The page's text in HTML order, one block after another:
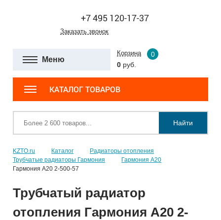
+7 495 120-17-37
Заказать звонок
Меню
Корзина
0
0 руб.
КАТАЛОГ ТОВАРОВ
Найти
KZTO.ru Каталог
Радиаторы отопления
Трубчатые радиаторы Гармония
Гармония А20
Гармония А20 2-500-57
Трубчатый радиатор
отопления Гармония А20 2-